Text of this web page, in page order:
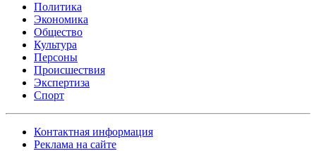
Политика
Экономика
Общество
Культура
Персоны
Происшествия
Экспертиза
Спорт
Контактная информация
Реклама на сайте